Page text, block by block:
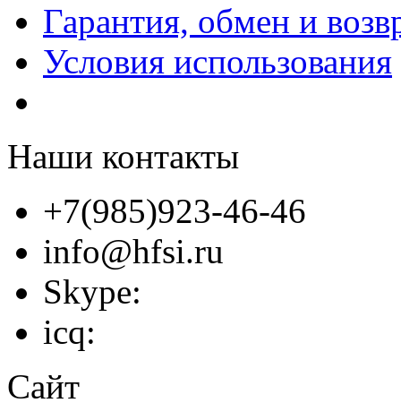
Гарантия, обмен и
Условия использования
Наши контакты
+7(985)923-46-46
info@hfsi.ru
Skype:
icq:
Сайт